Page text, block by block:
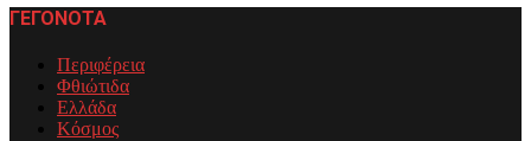
ΓΕΓΟΝΟΤΑ
Περιφέρεια
Φθιώτιδα
Ελλάδα
Κόσμος